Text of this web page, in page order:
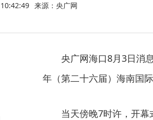
来源：央广网
央广网海口8月3日消
年（第二十六届）海南国
当天傍晚7时许，开